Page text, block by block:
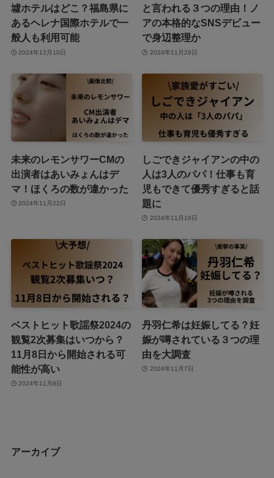
墟ホテルはどこ？福島県に
あるヘレナ国際ホテルで一
般人も利用可能
2024年12月10日
と言われる３つの理由！ノ
アの本格的なSNSデビュー
で身辺整理か
2024年11月29日
未来のレモンサワーCMの
出演者はあいみょんはデ
マ！ほくろの数が違かった
2024年11月22日
しごできジャイアンの中の
人は3人のパパ！仕事も育
児もできて優秀すぎると話
題に
2024年11月18日
ベストヒット歌謡祭2024の
観覧2次募集はいつから？
11月8日から開始される可
能性が高い
2024年11月8日
丹羽仁希は妊娠してる？妊
娠が噂されている３つの理
由を大調査
2024年11月7日
アーカイブ